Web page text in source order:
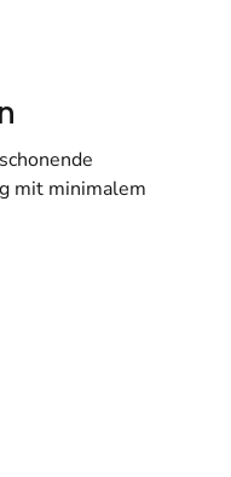
mit minimalem